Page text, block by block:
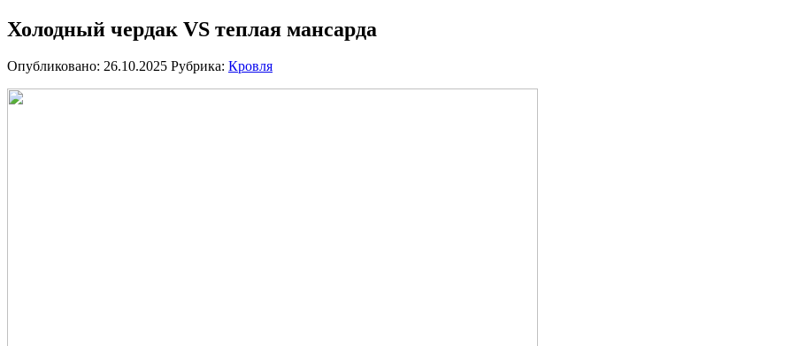
Холодный чердак VS теплая мансарда
Опубликовано: 26.10.2025 Рубрика: Кровля